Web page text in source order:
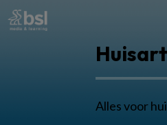
Alles voor